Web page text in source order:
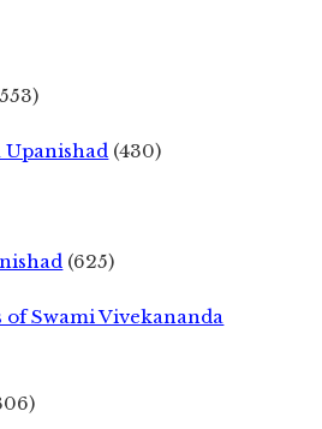
(430)
(625)
of Swami Vivekananda